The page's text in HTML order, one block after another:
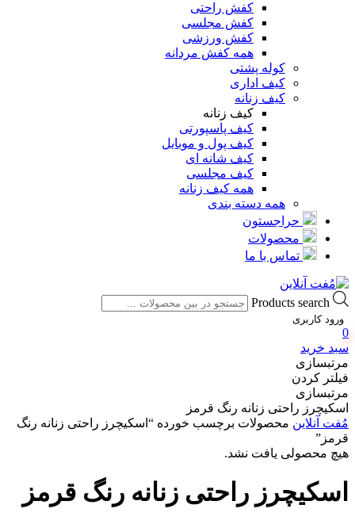
کفش راحتی
کفش مجلسی
کفش ورزشی
همه کفش مردانه
کوله پشتی
کیف اداری
کیف زنانه
کیف زنانه
کیف پاسپورتی
کیف پول و موبایل
کیف شانه ای
کیف مجلسی
همه کیف زنانه
همه دسته بندی
حراجستون
محصولات
تماس با ما
Products search
ورود کاربری
0
سبد خرید
مرتبسازی
فیلتر کردن
مرتبسازی
اسکیچرز راحتی زنانه رنگ قرمز
مُفت آنلاین محصولات برچسب خورده “اسکیچرز راحتی زنانه رنگ
قرمز”
هیچ محصولی یافت نشد.
اسکیچرز راحتی زنانه رنگ قرمز